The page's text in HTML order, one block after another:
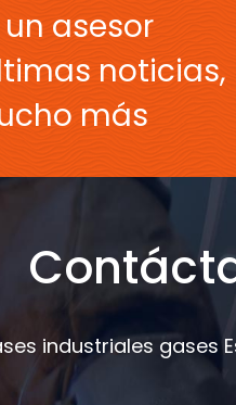
asesor
noticias,
más
industriales gases